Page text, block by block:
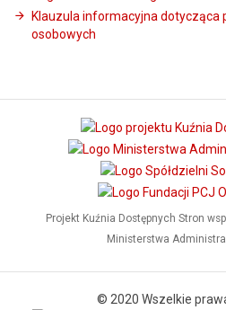
Klauzula informacyjna dotycząca
osobowych
Projekt Kuźnia Dostępnych Stron
Ministerstwa
© 2020 Wszelkie